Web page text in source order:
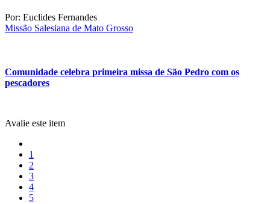
Por: Euclides Fernandes
Missão Salesiana de Mato Grosso
Comunidade celebra primeira missa de São Pedro com os
pescadores
Avalie este item
1
2
3
4
5